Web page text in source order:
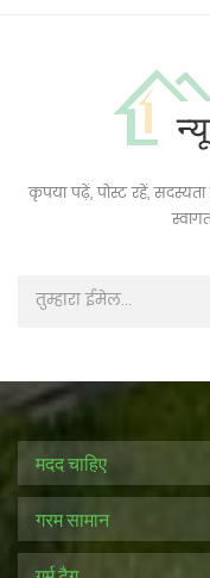
कृपया पढ़ें, पोस्ट रहें,
मदद चाहिए
गरम सामान